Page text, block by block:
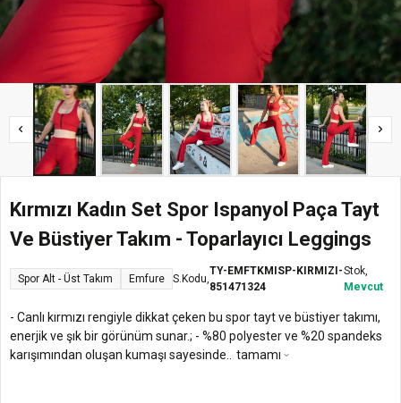
Kırmızı Kadın Set Spor Ispanyol Paça Tayt
Ve Büstiyer Takım - Toparlayıcı Leggings
Spor Alt - Üst Takım Emfure S.Kodu,
TY-EMFTKMISP-KIRMIZI-
851471324
Stok,
Mevcut
- Canlı kırmızı rengiyle dikkat çeken bu spor tayt ve büstiyer takımı,
enerjik ve şık bir görünüm sunar.; - %80 polyester ve %20 spandeks
karışımından oluşan kumaşı sayesinde.. tamamı